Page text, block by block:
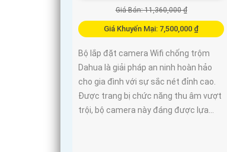
Giá Bán: 11,360,000 ₫
Giá Khuyến Mại: 7,500,000 ₫
Bộ lắp đặt camera Wifi chống trộm
Dahua là giải pháp an ninh hoàn hảo
cho gia đình với sự sắc nét đỉnh cao.
Được trang bị chức năng thu âm vượt
trội, bộ camera này đáng được lựa...